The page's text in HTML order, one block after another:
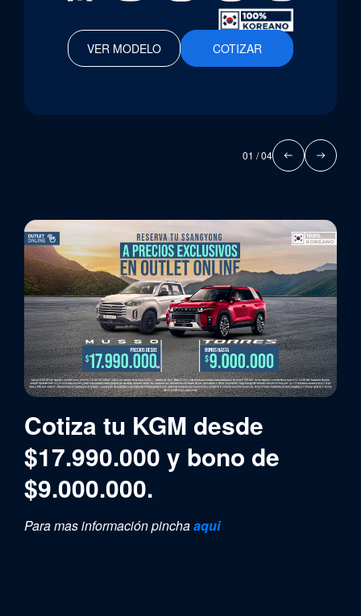
VER MODELO COTIZAR
01 / 04
Cotiza tu KGM desde
$17.990.000 y bono de
$9.000.000.
Para mas información pinchaaqui